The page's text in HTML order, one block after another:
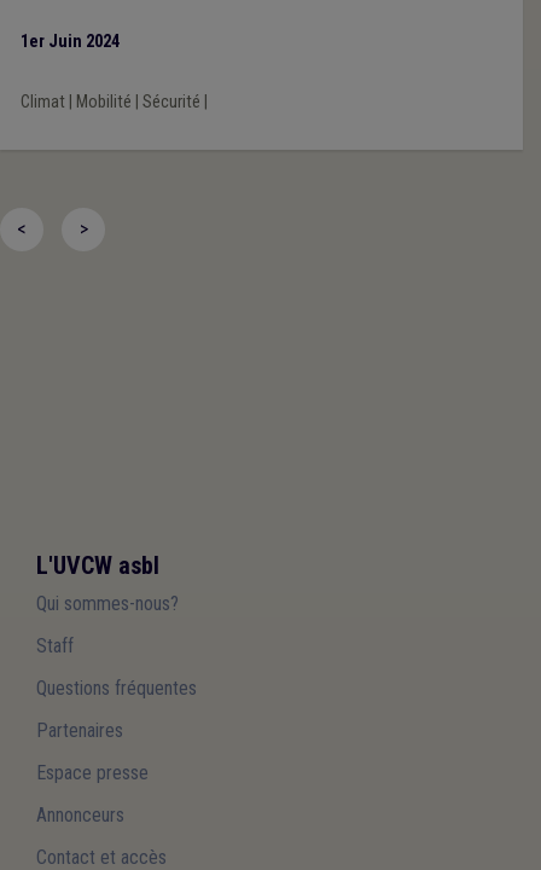
1er Juin 2024
Climat| Mobilité Sécurité
< >
L'UVCW asbl
Qui sommes-nous?
Staff
Questions fréquentes
Partenaires
Espace presse
Annonceurs
Contact et accès